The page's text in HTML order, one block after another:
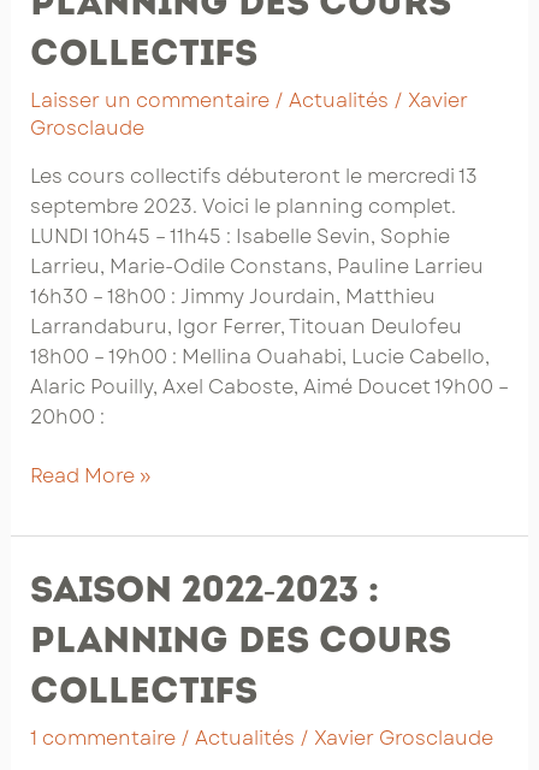
cours
collectifs
collectifs
Laisser un commentaire / Actualités / Xavier
Grosclaude
Les cours collectifs débuteront le mercredi 13
septembre 2023. Voici le planning complet.
LUNDI 10h45 – 11h45 : Isabelle Sevin, Sophie
Larrieu, Marie-Odile Constans, Pauline Larrieu
16h30 – 18h00 : Jimmy Jourdain, Matthieu
Larrandaburu, Igor Ferrer, Titouan Deulofeu
18h00 – 19h00 : Mellina Ouahabi, Lucie Cabello,
Alaric Pouilly, Axel Caboste, Aimé Doucet 19h00 –
20h00 :
Saison
2024
planning
des
cours
collectifs
Read More »
Saison 2022-2023 :
planning des cours
collectifs
1 commentaire / Actualités / Xavier Grosclaude